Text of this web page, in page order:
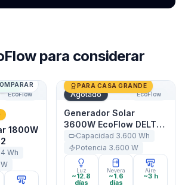
para considerar
1800W EcoFlow DELTA 2
EcoFlow
1800W
Wh
W
Generador Solar 3600W
Agotado EcoFlow
PARA CASA GRANDE
Generador Solar
3600W EcoFlow DELTA
ProCapacidad 3.600 Wh
Potencia 3.600 W
Luz
~12.8
días
Nevera
~1.6
días
Aire
~3 h